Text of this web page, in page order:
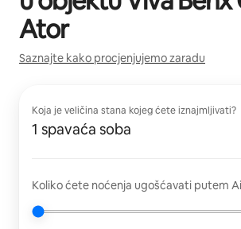
Ator
Saznajte kako procjenjujemo zaradu
Koja je veličina stana kojeg ćete iznajmljivati?
1 spavaća soba
Koliko ćete noćenja ugošćavati putem